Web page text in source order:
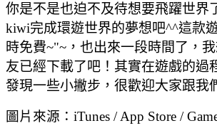
你是不是也迫不及待想要飛躍世界
kiwi完成環遊世界的夢想吧^^這款
時免費~"~，也出來一段時間了，
友已經下載了吧！其實在遊戲的過
發現一些小撇步，很歡迎大家跟我
圖片來源：iTunes / App Store /